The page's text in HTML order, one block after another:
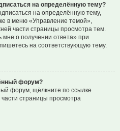
на определённую тему?
на определённую тему,
в меню «Управление темой»,
части страницы просмотра тем.
мне о получении ответа» при
на соответствующую тему.
форум?
форум, щёлкните по ссылке
страницы просмотра